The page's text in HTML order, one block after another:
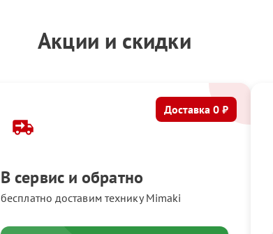
Акции и скидки
В сервис и обратно
бесплатно доставим технику Mimaki
Доставка 0 ₽